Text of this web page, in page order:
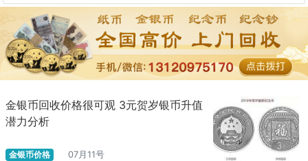
金银币回收价格很可观 3元贺岁银币升值
潜力分析
金银币价格 07月11号